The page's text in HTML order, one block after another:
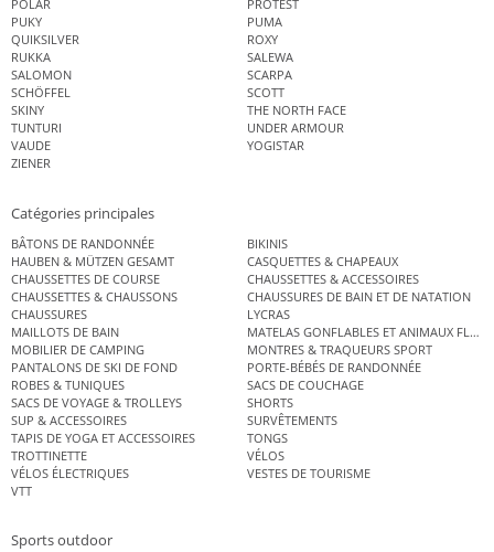
POLAR
PROTEST
PUKY
PUMA
QUIKSILVER
ROXY
RUKKA
SALEWA
SALOMON
SCARPA
SCHÖFFEL
SCOTT
SKINY
THE NORTH FACE
TUNTURI
UNDER ARMOUR
VAUDE
YOGISTAR
ZIENER
Catégories principales
BÂTONS DE RANDONNÉE
BIKINIS
HAUBEN & MÜTZEN GESAMT
CASQUETTES & CHAPEAUX
CHAUSSETTES DE COURSE
CHAUSSETTES & ACCESSOIRES
CHAUSSETTES & CHAUSSONS
CHAUSSURES DE BAIN ET DE NATATION
CHAUSSURES
LYCRAS
MAILLOTS DE BAIN
MATELAS GONFLABLES ET ANIMAUX
MOBILIER DE CAMPING
MONTRES & TRAQUEURS SPORT
PANTALONS DE SKI DE FOND
PORTE-BÉBÉS DE RANDONNÉE
ROBES & TUNIQUES
SACS DE COUCHAGE
SACS DE VOYAGE & TROLLEYS
SHORTS
SUP & ACCESSOIRES
SURVÊTEMENTS
TAPIS DE YOGA ET ACCESSOIRES
TONGS
TROTTINETTE
VÉLOS
VÉLOS ÉLECTRIQUES
VESTES DE TOURISME
VTT
Sports outdoor